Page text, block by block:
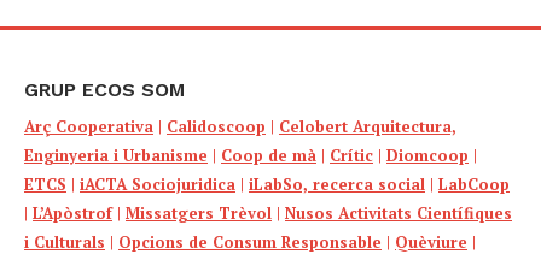
GRUP ECOS SOM
Arç Cooperativa | Calidoscoop | Celobert Arquitectura,
Enginyeria i Urbanisme | Coop de mà | Crític | Diomcoop |
ETCS | iACTA Sociojuridica | iLabSo, recerca social | LabCoop
| L’Apòstrof| Missatgers Trèvol | Nusos Activitats Científiques
i Culturals | Opcions de Consum Responsable | Quèviure |